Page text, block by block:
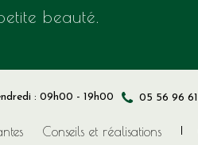
beauté.
: 09h00 - 19h00 05 56 96
Conseils et réalisations